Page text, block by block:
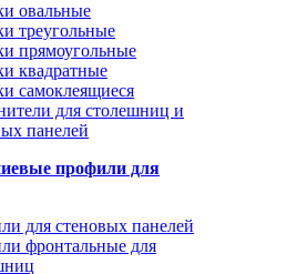
овальные
треугольные
прямоугольные
квадратные
самоклеящиеся
для столешниц и
панелей
профили для
для стеновых панелей
фронтальные для